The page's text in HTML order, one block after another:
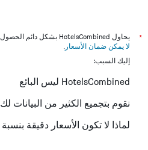
*
يحاول HotelsCombined بشكل دائم الحصول على الأسعار الدقيقة، ولكن
لا يمكن ضمان الأسعار .
إليك السبب:
HotelsCombined ليس البائع
نقوم بتجميع الكثير من البيانات لك
لماذا لا تكون الأسعار دقيقة بنسبة 100٪؟